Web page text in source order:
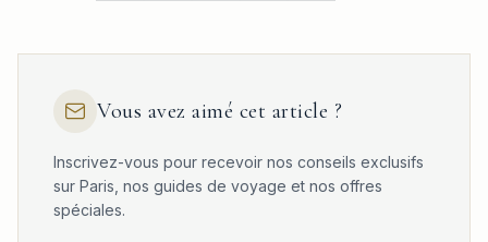
Vous avez aimé cet article ?
Inscrivez-vous pour recevoir nos conseils exclusifs
sur Paris, nos guides de voyage et nos offres
spéciales.